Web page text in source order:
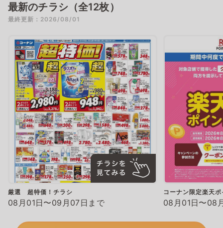
最新のチラシ（全12枚）
最終更新：2026/08/01
厳選 超特価！チラシ
08月01日〜09月07日まで
コーナン限定楽天
08月01日〜08